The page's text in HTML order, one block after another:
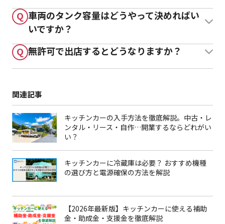
Q 車両のタンク容量はどうやって決めればい
いですか？
Q 無許可で出店するとどうなりますか？
関連記事
キッチンカーの入手方法を徹底解説。中古・レ
ンタル・リース・自作…開業するならどれがい
い？
キッチンカーに冷蔵庫は必要？ おすすめ機種
の選び方と電源確保の方法を解説
【2026年最新版】キッチンカーに使える補助
金・助成金・支援金を徹底解説